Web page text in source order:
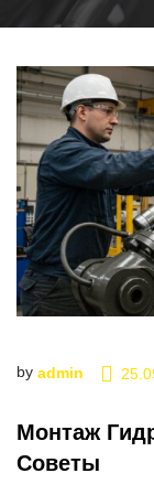
by admin
Монтаж
Советы